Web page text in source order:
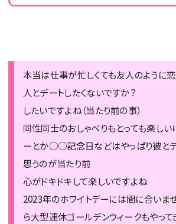
本当は仕事が忙しくても友人のように
人とデートしたくないですか？
したいですよね（当たり前の事）
同性同士のおしゃべりもとっても楽し
ーとか○○記念日などはやっぱり彼と
思うのが当たり前
心がドキドキして楽しいですよね
2023年のホワイトデーには間に合いま
ら大型連休ゴールデンウィークもやって